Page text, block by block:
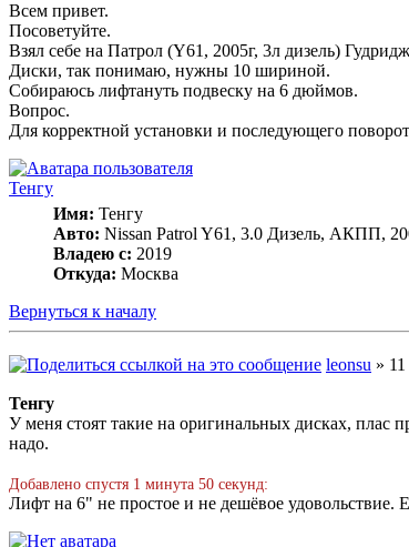
Всем привет.
Посоветуйте.
Взял себе на Патрол (Y61, 2005г, 3л дизель)
Диски, так понимаю, нужны 10 шириной.
Собираюсь лифтануть подвеску на 6 дюймов.
Вопрос.
Для корректной установки и последующего
Тенгу
Имя: Тенгу
Авто: Nissan Patrol Y61, 3.0 Дизель, АКПП,
Владею с: 2019
Откуда: Москва
Вернуться к началу
leonsu »
Тенгу
У меня стоят такие на оригинальных дисках, плас
надо.
Добавлено спустя 1 минута 50 секунд:
Лифт на 6" не простое и не дешёвое удовольствие.